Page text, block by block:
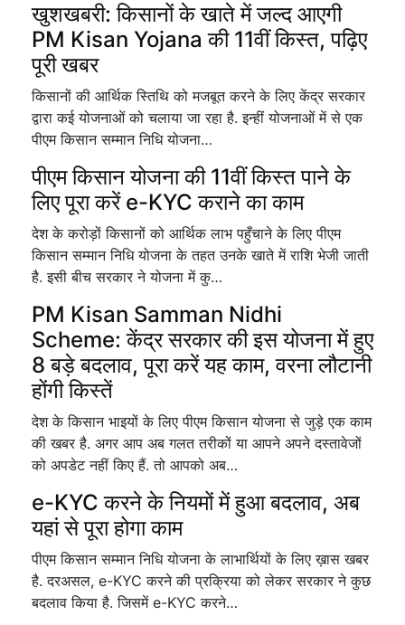
खुशखबरी: किसानों के खाते में जल्द आएगी
PM Kisan Yojana की 11वीं किस्त, पढ़िए
पूरी खबर
किसानों की आर्थिक स्तिथि को मजबूत करने के लिए केंद्र सरकार
द्वारा कई योजनाओं को चलाया जा रहा है. इन्हीं योजनाओं में से एक
पीएम किसान सम्मान निधि योजना…
पीएम किसान योजना की 11वीं किस्त पाने के
लिए पूरा करें e-KYC कराने का काम
देश के करोड़ों किसानों को आर्थिक लाभ पहुँचाने के लिए पीएम
किसान सम्मान निधि योजना के तहत उनके खाते में राशि भेजी जाती
है. इसी बीच सरकार ने योजना में कु…
PM Kisan Samman Nidhi
Scheme: केंद्र सरकार की इस योजना में हुए
8 बड़े बदलाव, पूरा करें यह काम, वरना लौटानी
होंगी किस्तें
देश के किसान भाइयों के लिए पीएम किसान योजना से जुड़े एक काम
की खबर है. अगर आप अब गलत तरीकों या आपने अपने दस्तावेजों
को अपडेट नहीं किए हैं. तो आपको अब…
e-KYC करने के नियमों में हुआ बदलाव, अब
यहां से पूरा होगा काम
पीएम किसान सम्मान निधि योजना के लाभार्थियों के लिए ख़ास खबर
है. दरअसल, e-KYC करने की प्रक्रिया को लेकर सरकार ने कुछ
बदलाव किया है. जिसमें e-KYC करने…